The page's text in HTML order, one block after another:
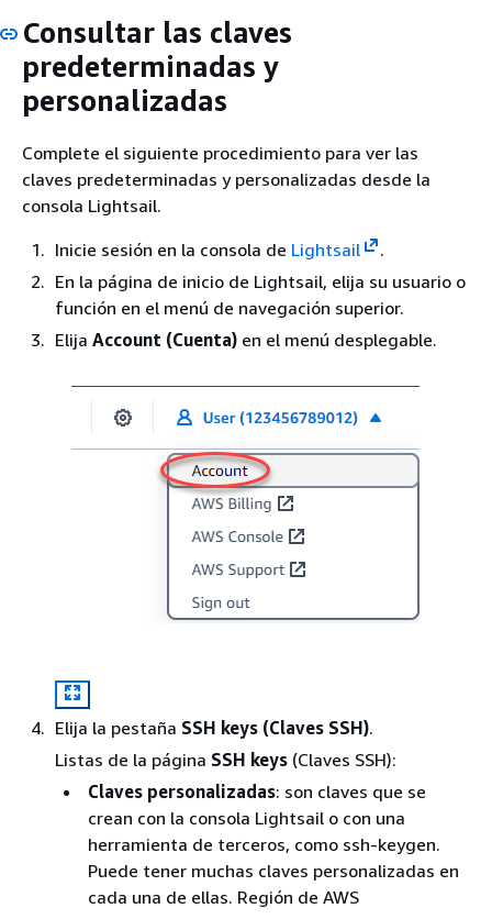
Consultar las claves
predeterminadas y
personalizadas
Complete el siguiente procedimiento para ver las
claves predeterminadas y personalizadas desde la
consola Lightsail.
Inicie sesión en la consola de Lightsail
.
En la página de inicio de Lightsail, elija su usuario o
función en el menú de navegación superior.
Elija Account (Cuenta) en el menú desplegable.
Elija la pestaña SSH keys (Claves SSH).
Listas de la página SSH keys (Claves SSH):
Claves personalizadas: son claves que se
crean con la consola Lightsail o con una
herramienta de terceros, como ssh-keygen.
Puede tener muchas claves personalizadas en
cada una de ellas. Región de AWS